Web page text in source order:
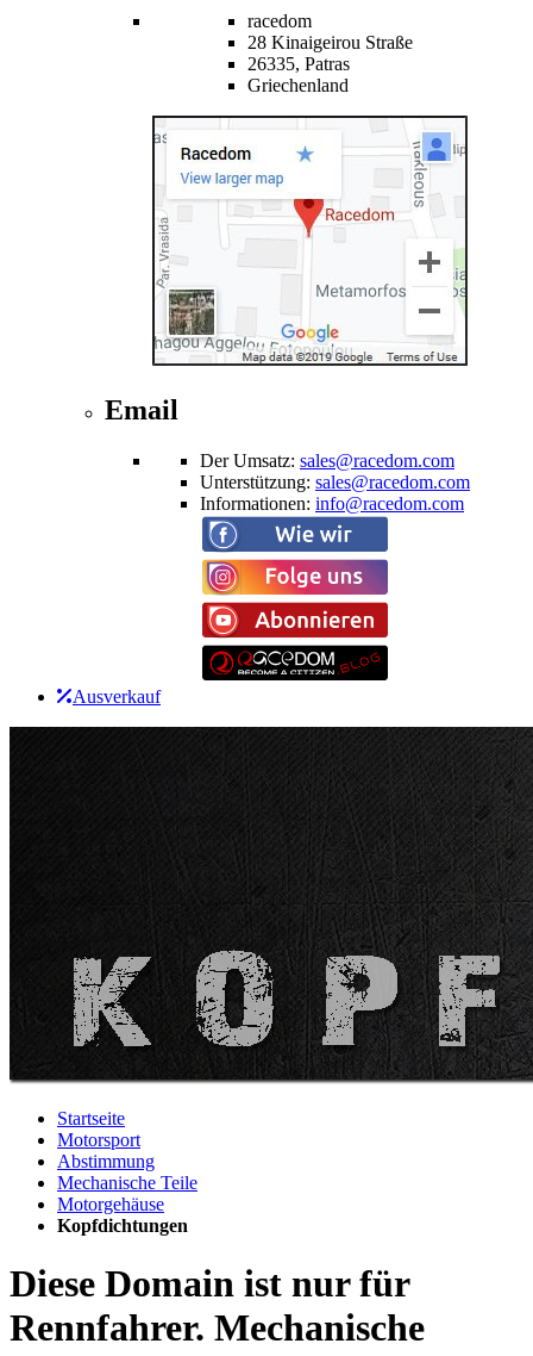
racedom
28 Kinaigeirou Straße
26335, Patras
Griechenland
Email
Der Umsatz: sales@racedom.com
Unterstützung: sales@racedom.com
Informationen: info@racedom.com
Ausverkauf
Startseite
Motorsport
Abstimmung
Mechanische Teile
Motorgehäuse
Kopfdichtungen
Diese Domain ist nur für
Rennfahrer. Mechanische